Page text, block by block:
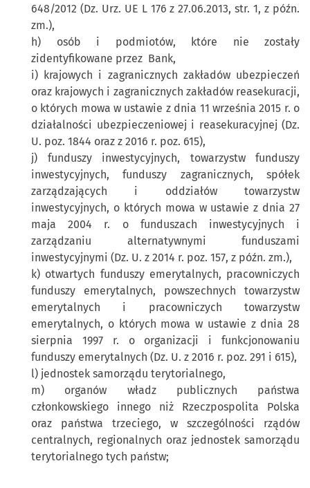
648/2012 (Dz. Urz. UE L 176 z 27.06.2013, str. 1, z późn.
zm.),
h) osób i podmiotów, które nie zostały
zidentyfikowane przez Bank,
i) krajowych i zagranicznych zakładów ubezpieczeń
oraz krajowych i zagranicznych zakładów reasekuracji,
o których mowa w ustawie z dnia 11 września 2015 r. o
działalności ubezpieczeniowej i reasekuracyjnej (Dz.
U. poz. 1844 oraz z 2016 r. poz. 615),
j) funduszy inwestycyjnych, towarzystw funduszy
inwestycyjnych, funduszy zagranicznych, spółek
zarządzających i oddziałów towarzystw
inwestycyjnych, o których mowa w ustawie z dnia 27
maja 2004 r. o funduszach inwestycyjnych i
zarządzaniu alternatywnymi funduszami
inwestycyjnymi (Dz. U. z 2014 r. poz. 157, z późn. zm.),
k) otwartych funduszy emerytalnych, pracowniczych
funduszy emerytalnych, powszechnych towarzystw
emerytalnych i pracowniczych towarzystw
emerytalnych, o których mowa w ustawie z dnia 28
sierpnia 1997 r. o organizacji i funkcjonowaniu
funduszy emerytalnych (Dz. U. z 2016 r. poz. 291 i 615),
l) jednostek samorządu terytorialnego,
m) organów władz publicznych państwa
członkowskiego innego niż Rzeczpospolita Polska
oraz państwa trzeciego, w szczególności rządów
centralnych, regionalnych oraz jednostek samorządu
terytorialnego tych państw;